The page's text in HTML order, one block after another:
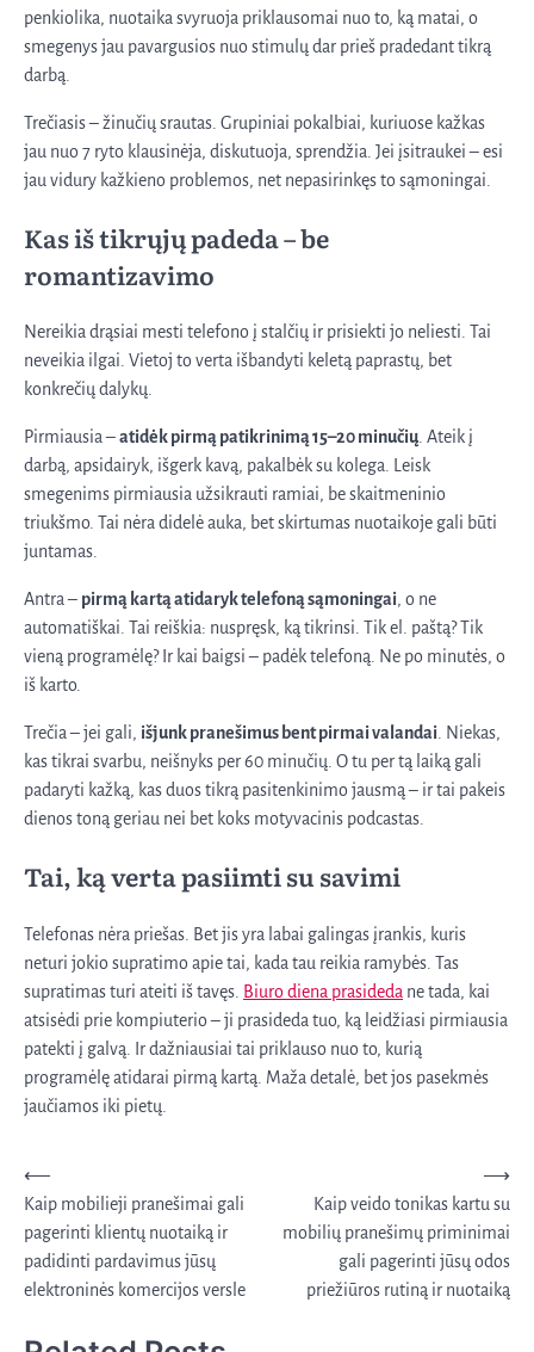
penkiolika, nuotaika svyruoja priklausomai nuo to, ką matai, o
smegenys jau pavargusios nuo stimulų dar prieš pradedant tikrą
darbą.
Trečiasis – žinučių srautas. Grupiniai pokalbiai, kuriuose kažkas
jau nuo 7 ryto klausinėja, diskutuoja, sprendžia. Jei įsitraukei – esi
jau vidury kažkieno problemos, net nepasirinkęs to sąmoningai.
Kas iš tikrųjų padeda – be
romantizavimo
Nereikia drąsiai mesti telefono į stalčių ir prisiekti jo neliesti. Tai
neveikia ilgai. Vietoj to verta išbandyti keletą paprastų, bet
konkrečių dalykų.
Pirmiausia –atidėk pirmą patikrinimą 15–20 minučių. Ateik į
darbą, apsidairyk, išgerk kavą, pakalbėk su kolega. Leisk
smegenims pirmiausia užsikrauti ramiai, be skaitmeninio
triukšmo. Tai nėra didelė auka, bet skirtumas nuotaikoje gali būti
juntamas.
Antra – pirmą kartą atidaryk telefoną sąmoningai, o ne
automatiškai. Tai reiškia: nuspręsk, ką tikrinsi. Tik el. paštą? Tik
vieną programėlę? Ir kai baigsi – padėk telefoną. Ne po minutės, o
iš karto.
Trečia – jei gali, išjunk pranešimus bent pirmai valandai. Niekas,
kas tikrai svarbu, neišnyks per 60 minučių. O tu per tą laiką gali
padaryti kažką, kas duos tikrą pasitenkinimo jausmą – ir tai pakeis
dienos toną geriau nei bet koks motyvacinis podcastas.
Tai, ką verta pasiimti su savimi
Telefonas nėra priešas. Bet jis yra labai galingas įrankis, kuris
neturi jokio supratimo apie tai, kada tau reikia ramybės. Tas
supratimas turi ateiti iš tavęs. Biuro diena prasideda ne tada, kai
atsisėdi prie kompiuterio – ji prasideda tuo, ką leidžiasi pirmiausia
patekti į galvą. Ir dažniausiai tai priklauso nuo to, kurią
programėlę atidarai pirmą kartą. Maža detalė, bet jos pasekmės
jaučiamos iki pietų.
Navigacija
tarp
įrašų
⟵
Kaip mobilieji pranešimai gali
pagerinti klientų nuotaiką ir
padidinti pardavimus jūsų
elektroninės komercijos versle
Kaip veido tonikas kartu su
mobilių pranešimų priminimai
gali pagerinti jūsų odos
priežiūros rutiną ir nuotaiką
⟶